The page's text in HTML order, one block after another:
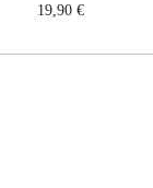
19,90 €